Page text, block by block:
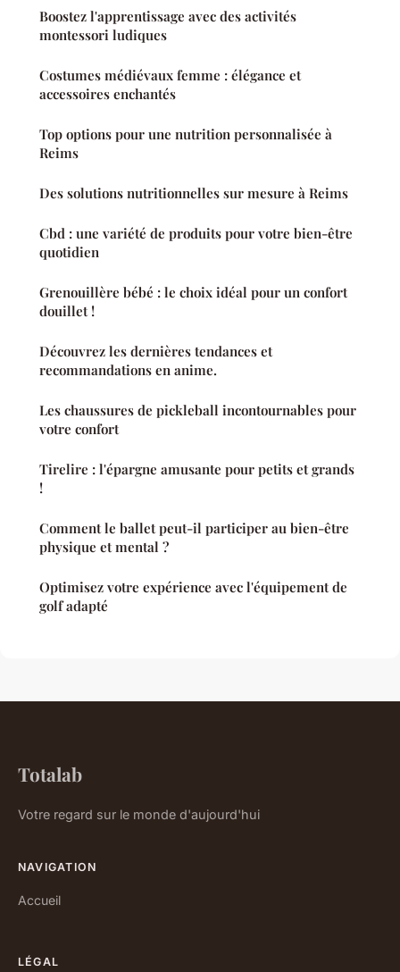
Boostez l'apprentissage avec des activités
montessori ludiques
Costumes médiévaux femme : élégance et
accessoires enchantés
Top options pour une nutrition personnalisée à
Reims
Des solutions nutritionnelles sur mesure à Reims
Cbd : une variété de produits pour votre bien-être
quotidien
Grenouillère bébé : le choix idéal pour un confort
douillet !
Découvrez les dernières tendances et
recommandations en anime.
Les chaussures de pickleball incontournables pour
votre confort
Tirelire : l'épargne amusante pour petits et grands
!
Comment le ballet peut-il participer au bien-être
physique et mental ?
Optimisez votre expérience avec l'équipement de
golf adapté
Totalab
Votre regard sur le monde d'aujourd'hui
NAVIGATION
Accueil
LÉGAL